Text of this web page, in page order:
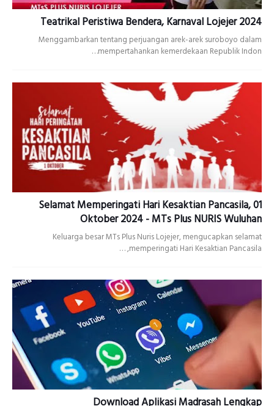
Teatrikal Peristiwa Bendera, Karnaval Lojejer 2024
Menggambarkan tentang perjuangan arek-arek suroboyo dalam
mempertahankan kemerdekaan Republik Indon…
Selamat Memperingati Hari Kesaktian Pancasila, 01
Oktober 2024 - MTs Plus NURIS Wuluhan
Keluarga besar MTs Plus Nuris Lojejer, mengucapkan selamat
memperingati Hari Kesaktian Pancasila, …
Download Aplikasi Madrasah Lengkap